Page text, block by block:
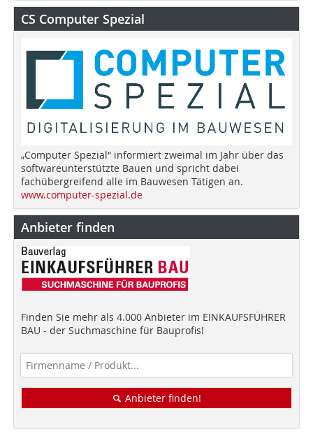
CS Computer Spezial
„Computer Spezial“ informiert zweimal im Jahr über das
softwareunterstützte Bauen und spricht dabei
fachübergreifend alle im Bauwesen Tätigen an.
www.computer-spezial.de
Anbieter finden
Finden Sie mehr als 4.000 Anbieter im EINKAUFSFÜHRER
BAU - der Suchmaschine für Bauprofis!
Anbieter finden!